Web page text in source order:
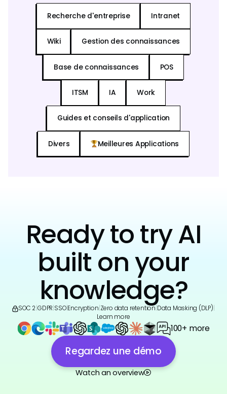
Recherche d'entreprise Intranet
Wiki Gestion des connaissances
Base de connaissances POS
ITSM IA Work
Guides et conseils d'application
Divers Meilleures Applications
Ready to try AI
built on your
knowledge?
SOC 2 GDPR SSO|Encryption Zero data retention Data Masking (DLP)
Learn more
100+ more
Regardez une démo
Watch an overview